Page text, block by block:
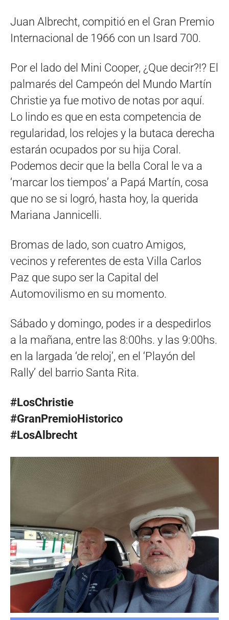
Juan Albrecht, compitió en el Gran Premio
Internacional de 1966 con un Isard 700.
Por el lado del Mini Cooper, ¿Que decir?!? El
palmarés del Campeón del Mundo Martín
Christie ya fue motivo de notas por aquí.
Lo lindo es que en esta competencia de
regularidad, los relojes y la butaca derecha
estarán ocupados por su hija Coral.
Podemos decir que la bella Coral le va a
‘marcar los tiempos’ a Papá Martín, cosa
que no se si logró, hasta hoy, la querida
Mariana Jannicelli.
Bromas de lado, son cuatro Amigos,
vecinos y referentes de esta Villa Carlos
Paz que supo ser la Capital del
Automovilismo en su momento.
Sábado y domingo, podes ir a despedirlos
a la mañana, entre las 8:00hs. y las 9:00hs.
en la largada ‘de reloj’, en el ‘Playón del
Rally’ del barrio Santa Rita.
#LosChristie
#GranPremioHistorico
#LosAlbrecht